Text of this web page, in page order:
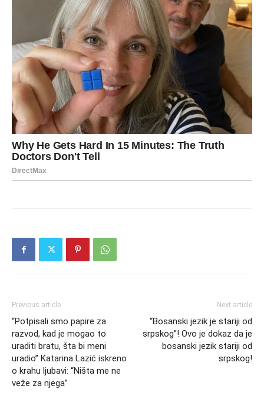
Previous article
“Potpisali smo papire za
razvod, kad je mogao to
uraditi bratu, šta bi meni
uradio” Katarina Lazić iskreno
o krahu ljubavi: “Ništa me ne
veže za njega”
Next article
“Bosanski jezik je stariji od
srpskog”! Ovo je dokaz da je
bosanski jezik stariji od
srpskog!